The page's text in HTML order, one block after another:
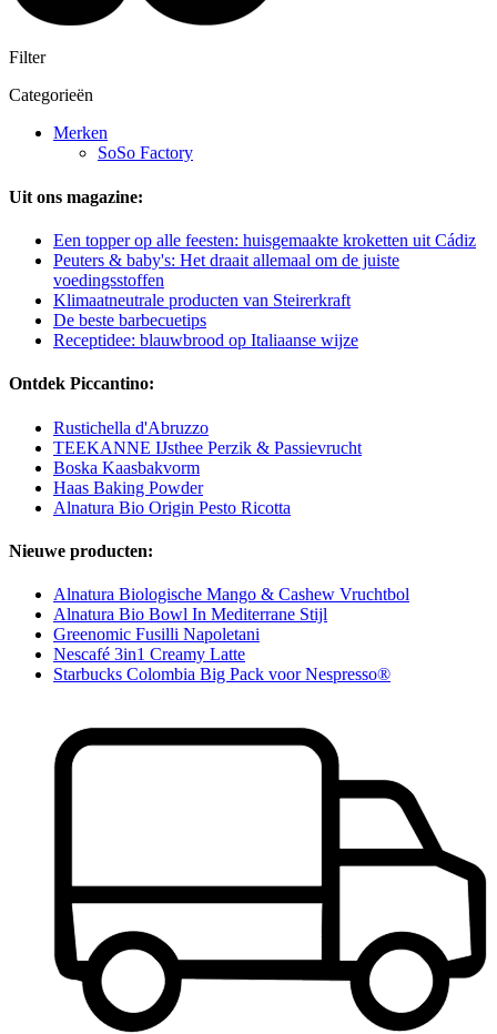
Filter
Categorieën
Merken
SoSo Factory
Uit ons magazine:
Een topper op alle feesten: huisgemaakte kroketten uit Cádiz
Peuters & baby's: Het draait allemaal om de juiste
voedingsstoffen
Klimaatneutrale producten van Steirerkraft
De beste barbecuetips
Receptidee: blauwbrood op Italiaanse wijze
Ontdek Piccantino:
Rustichella d'Abruzzo
TEEKANNE IJsthee Perzik & Passievrucht
Boska Kaasbakvorm
Haas Baking Powder
Alnatura Bio Origin Pesto Ricotta
Nieuwe producten:
Alnatura Biologische Mango & Cashew Vruchtbol
Alnatura Bio Bowl In Mediterrane Stijl
Greenomic Fusilli Napoletani
Nescafé 3in1 Creamy Latte
Starbucks Colombia Big Pack voor Nespresso®